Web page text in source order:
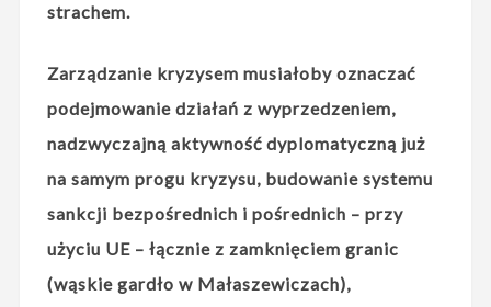
strachem.
Zarządzanie kryzysem musiałoby oznaczać
podejmowanie działań z wyprzedzeniem,
nadzwyczajną aktywność dyplomatyczną już
na samym progu kryzysu, budowanie systemu
sankcji bezpośrednich i pośrednich – przy
użyciu UE – łącznie z zamknięciem granic
(wąskie gardło w Małaszewiczach),